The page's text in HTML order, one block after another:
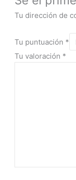
Tu dirección de
Tu puntuación *
Tu valoración *